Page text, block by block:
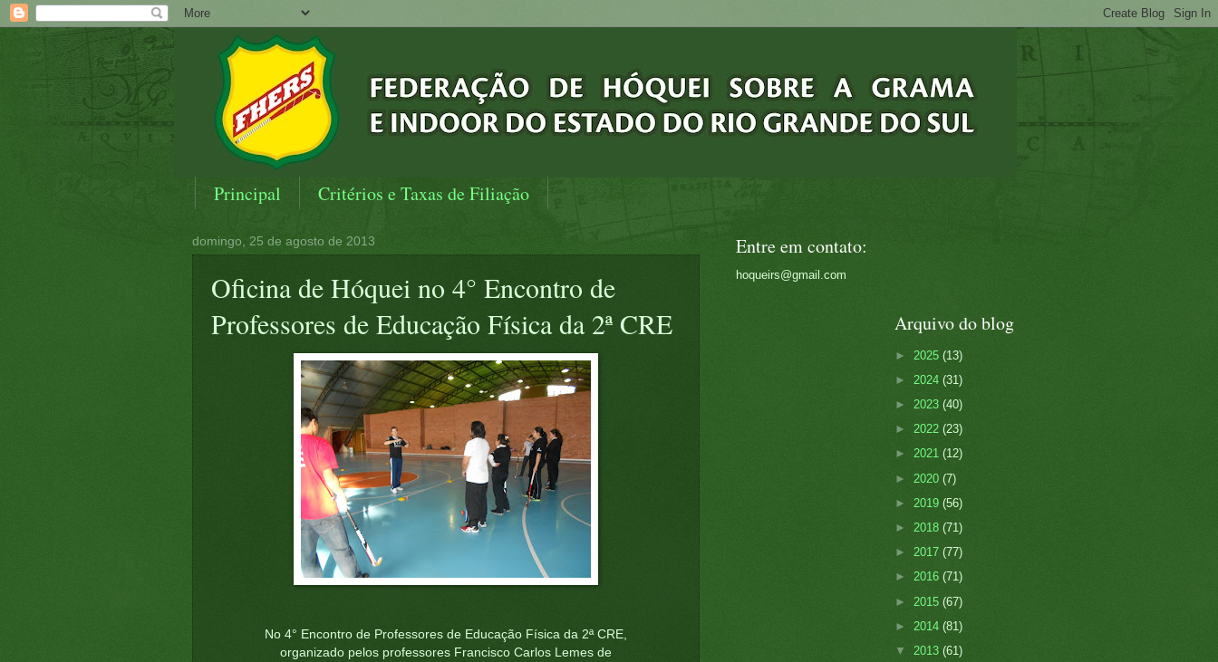
Principal Critérios e Taxas de Filiação
domingo, 25 de agosto de 2013
Oficina de Hóquei no 4° Encontro de
Professores de Educação Física da 2ª CRE
No 4° Encontro de Professores de Educação Física da 2ª CRE,
organizado pelos professores Francisco Carlos Lemes de
Entre em contato:
hoqueirs@gmail.com
Arquivo do blog
► 2025 (13)
► 2024 (31)
► 2023 (40)
► 2022 (23)
► 2021 (12)
► 2020 (7)
► 2019 (56)
► 2018 (71)
► 2017 (77)
► 2016 (71)
► 2015 (67)
► 2014 (81)
▼ 2013 (61)